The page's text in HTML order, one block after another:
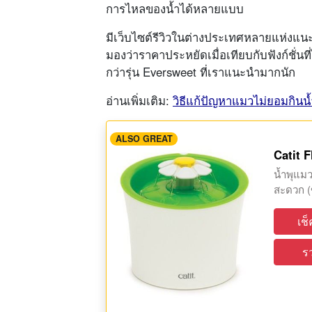
การไหลของน้ำได้หลายแบบ
มีเว็บไซต์รีวิวในต่างประเทศหลายแห่งแ
มองว่าราคาประหยัดเมื่อเทียบกับฟังก์ชั่น
กว่ารุ่น Eversweet ที่เราแนะนำมากนัก
อ่านเพิ่มเติม: วิธีแก้ปัญหาแมวไม่ยอมกิน
ALSO GREAT
Catit
น้ำพุแม
สะดวก
เ